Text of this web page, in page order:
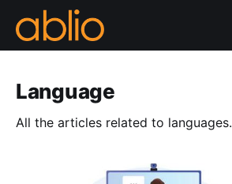
Language
All the articles related to languages.